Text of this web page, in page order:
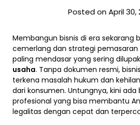
Posted on April 30,
Membangun bisnis di era sekarang
cemerlang dan strategi pemasaran
paling mendasar yang sering
usaha. Tanpa dokumen resmi,
terkena masalah hukum dan
dari konsumen. Untungnya, kini ada
profesional yang bisa membantu
legalitas dengan cepat dan